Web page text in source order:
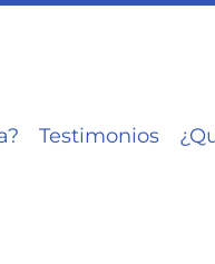
Testimonios